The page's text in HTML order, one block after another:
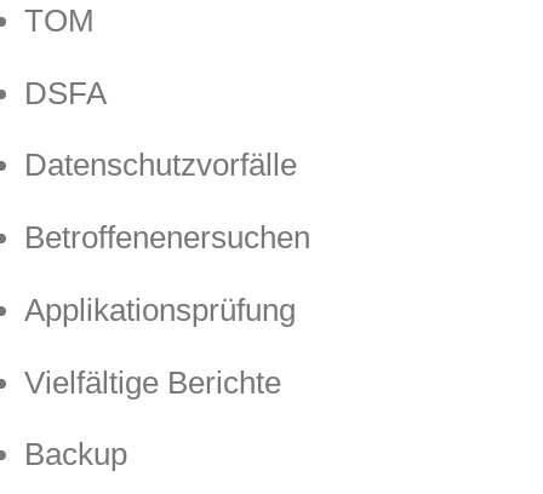
TOM
DSFA
Datenschutzvorfälle
Betroffenenersuchen
Applikationsprüfung
Vielfältige Berichte
Backup